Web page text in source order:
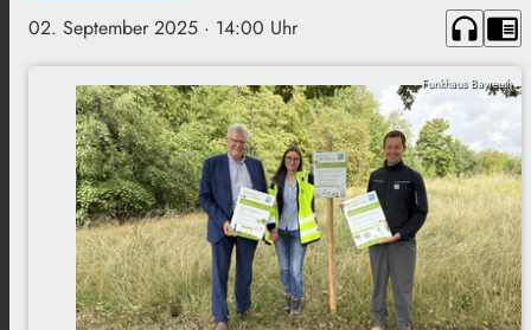
02. September 2025 · 14:00 Uhr headphones chrome_reader_mode
Funkhaus Bayreuth